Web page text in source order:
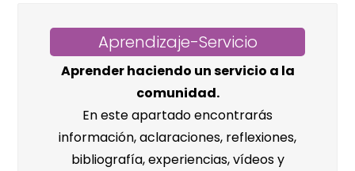
Aprendizaje-Servicio
Aprender haciendo un servicio a la
comunidad.
En este apartado encontrarás
información, aclaraciones, reflexiones,
bibliografía, experiencias, vídeos y